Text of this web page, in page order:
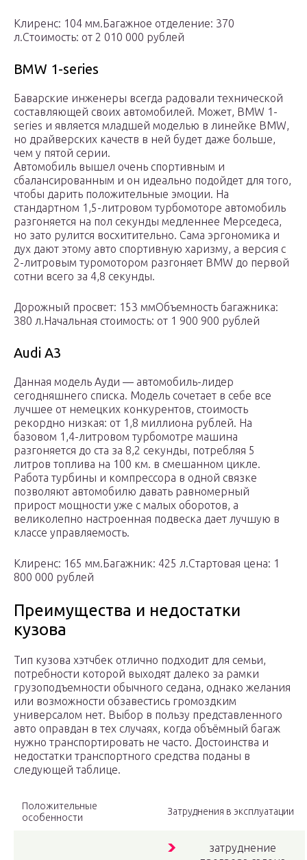
Клиренс: 104 мм.Багажное отделение: 370
л.Стоимость: от 2 010 000 рублей
BMW 1-series
Баварские инженеры всегда радовали технической
составляющей своих автомобилей. Может, BMW 1-
series и является младшей моделью в линейке BMW,
но драйверских качеств в ней будет даже больше,
чем у пятой серии.
Автомобиль вышел очень спортивным и
сбалансированным и он идеально подойдет для того,
чтобы дарить положительные эмоции. На
стандартном 1,5-литровом турбомоторе автомобиль
разгоняется на пол секунды медленнее Мерседеса,
но зато рулится восхитительно. Сама эргономика и
дух дают этому авто спортивную харизму, а версия с
2-литровым туромотором разгоняет BMW до первой
сотни всего за 4,8 секунды.
Дорожный просвет: 153 ммОбъемность багажника:
380 л.Начальная стоимость: от 1 900 900 рублей
Audi A3
Данная модель Ауди — автомобиль-лидер
сегодняшнего списка. Модель сочетает в себе все
лучшее от немецких конкурентов, стоимость
рекордно низкая: от 1,8 миллиона рублей. На
базовом 1,4-литровом турбомотре машина
разгоняется до ста за 8,2 секунды, потребляя 5
литров топлива на 100 км. в смешанном цикле.
Работа турбины и компрессора в одной связке
позволяют автомобилю давать равномерный
прирост мощности уже с малых оборотов, а
великолепно настроенная подвеска дает лучшую в
классе управляемость.
Клиренс: 165 мм.Багажник: 425 л.Стартовая цена: 1
800 000 рублей
Преимущества и недостатки
кузова
Тип кузова хэтчбек отлично подходит для семьи,
потребности которой выходят далеко за рамки
грузоподъемности обычного седана, однако желания
или возможности обзавестись громоздким
универсалом нет. Выбор в пользу представленного
авто оправдан в тех случаях, когда объёмный багаж
нужно транспортировать не часто. Достоинства и
недостатки транспортного средства поданы в
следующей таблице.
Положительные
особенности
Затруднения в эксплуатации
затруднение